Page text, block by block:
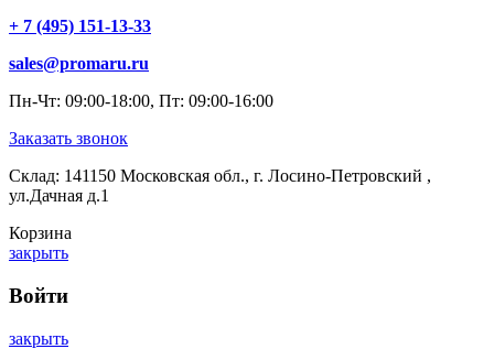
+ 7 (495) 151-13-33
sales@promaru.ru
Пн-Чт: 09:00-18:00, Пт: 09:00-16:00
Заказать звонок
Склад: 141150 Московская обл., г. Лосино-Петровский ,
ул.Дачная д.1
Корзина
закрыть
Войти
закрыть